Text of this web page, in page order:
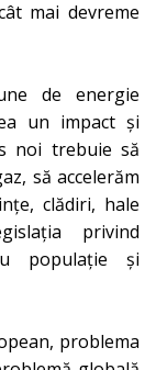
mai devreme
de energie
un impact și
noi trebuie să
să accelerăm
clădiri, hale
privind
populație și
problema